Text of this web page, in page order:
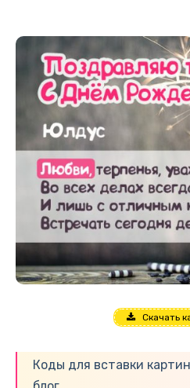
Скачать
Коды для вставки